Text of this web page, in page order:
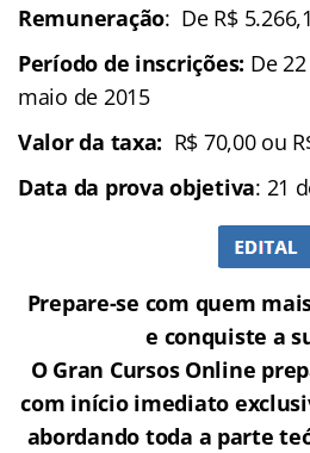
Remuneração: De R$
Período de inscrições: De
maio de 2015
Valor da taxa: R$ 70,00 ou
Data da prova objetiva: 21
Prepare-se com quem
e conquiste a
O Gran Cursos Online
com início imediato
abordando toda a parte